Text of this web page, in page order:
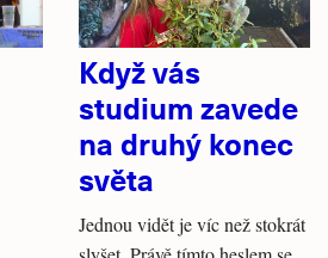
Když vás
studium zavede
na druhý konec
světa
Jednou vidět je víc než stokrát